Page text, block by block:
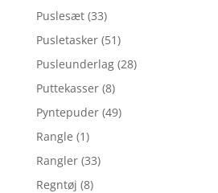
Puslesæt (33)
Pusletasker (51)
Pusleunderlag (28)
Puttekasser (8)
Pyntepuder (49)
Rangle (1)
Rangler (33)
Regntøj (8)